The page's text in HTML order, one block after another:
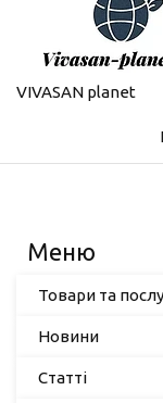
VIVASAN planet
Товари та
Новини
Статті